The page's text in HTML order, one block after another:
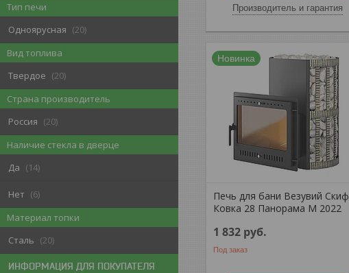
Тип печи
Одноярусная
20
Вид топлива
Твердое
20
Страна производитель
Россия
20
Наличие стекла в дверце
Да
14
Нет
6
Материал топки
Сталь
20
ИНФОРМАЦИЯ ДЛЯ ПОКУПАТЕЛЯ
Производитель и гарантия
Новинка
Печь для бани Везувий Скиф
Ковка 28 Панорама М 2022
1 832 руб.
Под заказ